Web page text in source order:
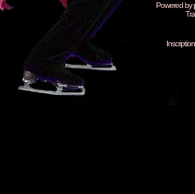
Powered by